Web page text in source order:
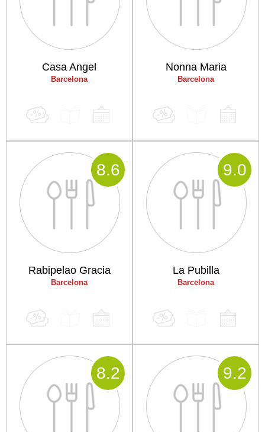
Casa Angel
Barcelona
Nonna Maria
Barcelona
Rabipelao Gracia
Barcelona
8.6
La Pubilla
Barcelona
9.0
8.2 9.2